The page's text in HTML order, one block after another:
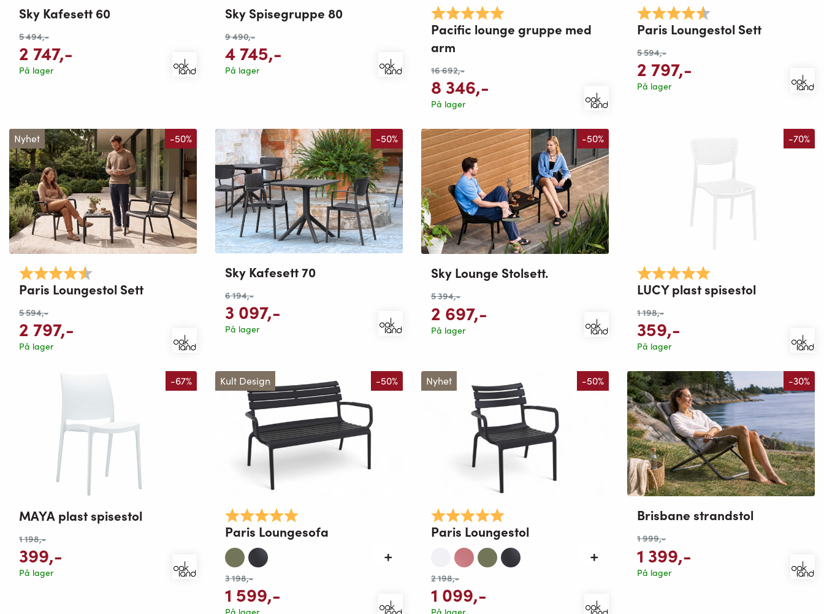
Sky Kafesett 60
5 494,-
2 747,-
På lager
Sky Spisegruppe 80
9 490,-
4 745,-
På lager
Karakter:
Pacific lounge gruppe med
arm
16 692,-
8 346,-
På lager
Karakter:
Paris Loungestol Sett
5 594,-
2 797,-
På lager
Nyhet -50%
Karakter:
Paris Loungestol Sett
5 594,-
2 797,-
På lager
-50%
Sky Kafesett 70
6 194,-
3 097,-
På lager
-50%
Sky Lounge Stolsett.
5 394,-
2 697,-
På lager
-70%
Karakter:
LUCY plast spisestol
1 198,-
359,-
På lager
-67%
MAYA plast spisestol
1 198,-
399,-
På lager
Kult Design -50%
Karakter:
Paris Loungesofa
3 198,-
1 599,-
Nyhet -50%
Karakter:
Paris Loungestol
2 198,-
1 099,-
-30%
Brisbane strandstol
1 999,-
1 399,-
På lager